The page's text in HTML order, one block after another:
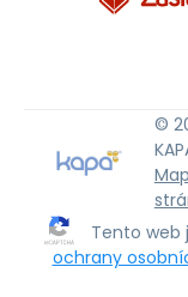
©
Tento web
ochrany